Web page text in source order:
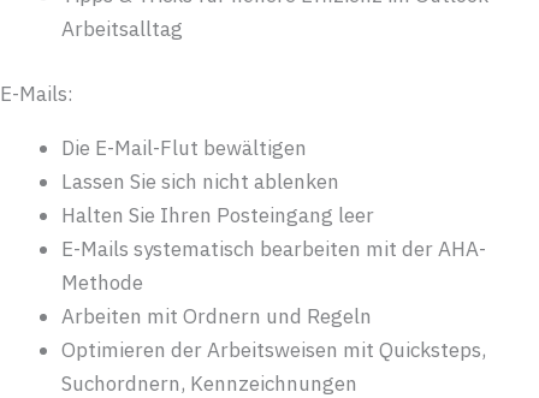
Arbeitsalltag
E-Mails:
Die E-Mail-Flut bewältigen
Lassen Sie sich nicht ablenken
Halten Sie Ihren Posteingang leer
E-Mails systematisch bearbeiten mit der AHA-
Methode
Arbeiten mit Ordnern und Regeln
Optimieren der Arbeitsweisen mit Quicksteps,
Suchordnern, Kennzeichnungen